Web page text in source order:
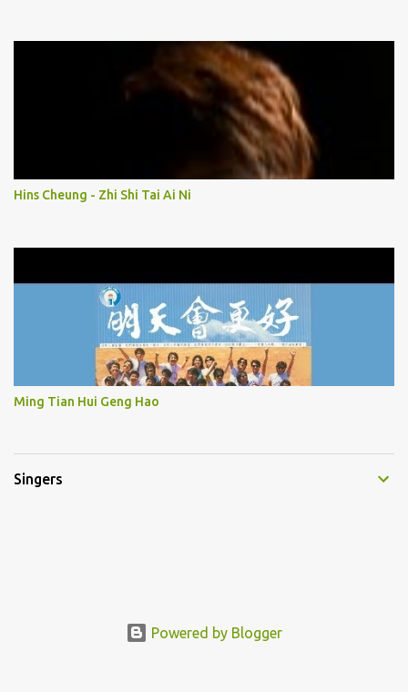
Hins Cheung - Zhi Shi Tai Ai Ni
Ming Tian Hui Geng Hao
Singers
Powered by Blogger